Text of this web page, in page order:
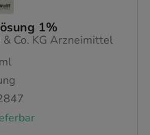
1%
Co. KG Arzneimittel
ml